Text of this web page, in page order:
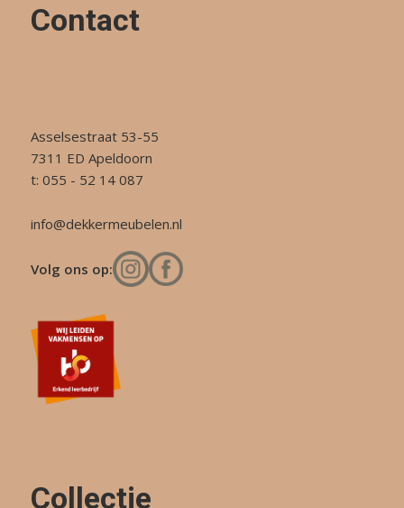
Contact
Asselsestraat 53-55
7311 ED Apeldoorn
t: 055 - 52 14 087
info@dekkermeubelen.nl
Volg ons op:
Collectie